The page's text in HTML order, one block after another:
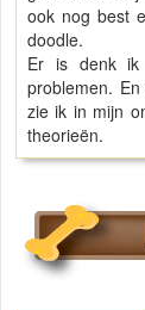
ook nog best
doodle.
Er is denk ik
problemen.
zie ik in mijn
theorieën.